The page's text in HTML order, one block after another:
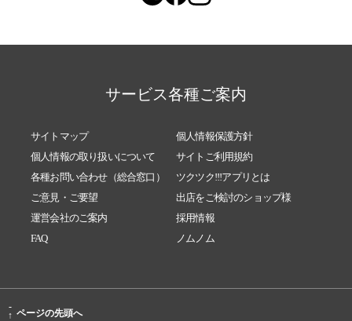
サービス各種ご案内
サイトマップ
個人情報保護方針
個人情報の取り扱いについて
サイトご利用規約
各種お問い合わせ（総合窓口）
ツクツク!!!アプリとは
ご意見・ご要望
出店をご検討のショップ様
運営会社のご案内
採用情報
FAQ
ノムノム
-
↑ ページの先頭へ